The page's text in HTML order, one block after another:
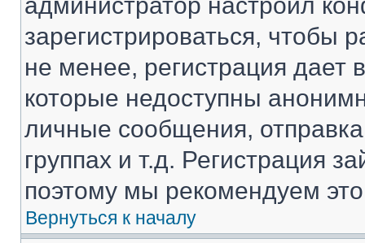
зарегистрироваться, чтобы
не менее, регистрация
которые недоступны
личные сообщения,
группах и т.д. Регистрация
поэтому мы рекомендуем
Вернуться к началу